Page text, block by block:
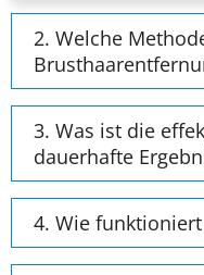
2. Welche
3. Was ist die
dauerhafte
4. Wie